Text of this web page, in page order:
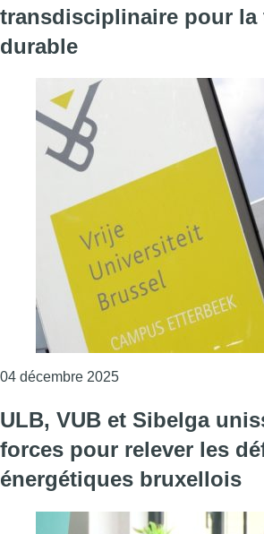
transdisciplinaire pour la
durable
04 décembre 2025Consulter l'article
ULB, VUB et Sibelga
forces pour relever les
énergétiques bruxellois